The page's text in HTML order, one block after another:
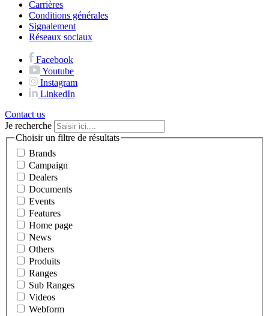
Carrières
Conditions générales
Signalement
Réseaux sociaux
Facebook
Youtube
Instagram
LinkedIn
Contact us
Je recherche
Choisir un filtre de résultats
Brands
Campaign
Dealers
Documents
Events
Features
Home page
News
Others
Produits
Ranges
Sub Ranges
Videos
Webform